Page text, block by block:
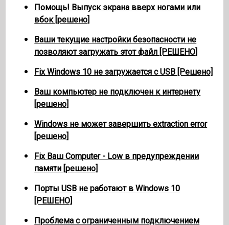
Помощь! Выпуск экрана вверх ногами или
вбок [решено]
Ваши текущие настройки безопасности не
позволяют загружать этот файл [РЕШЕНО]
Fix Windows 10 не загружается с USB [Решено]
Ваш компьютер не подключен к интернету
[решено]
Windows не может завершить extraction error
[решено]
Fix Ваш Computer - Low в предупреждении
памяти [решено]
Порты USB не работают в Windows 10
[РЕШЕНО]
Проблема с ограниченным подключением